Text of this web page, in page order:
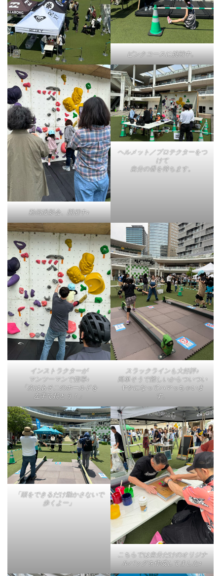
ピンクコースに挑戦中。
動画撮影会、開催中♪
ヘルメット／プロテクターをつ
けて
自分の番を待ちます。
インストラクターが
マンツーマンで指導♪
「次はあそこのホールドを
左手て持とう！」
スラックラインも大好評♪
簡単そうで難しいからついつい
ヤケになってハマっちゃいま
す。
「頭をできるだけ動かさないで
歩くよー」
こちらでは自分だけのオリジナ
ルバッグを作成してました♪